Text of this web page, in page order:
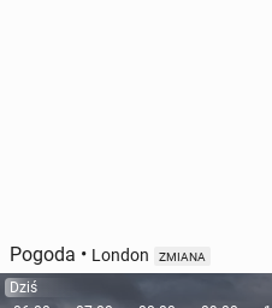
Pogoda • London ZMIANA
Dziś